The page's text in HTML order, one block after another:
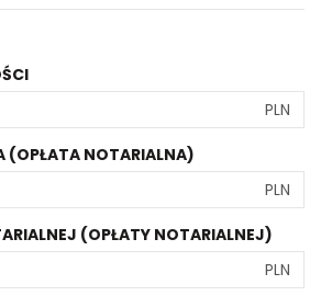
PLN
(OPŁATA NOTARIALNA)
PLN
(OPŁATY NOTARIALNEJ)
PLN